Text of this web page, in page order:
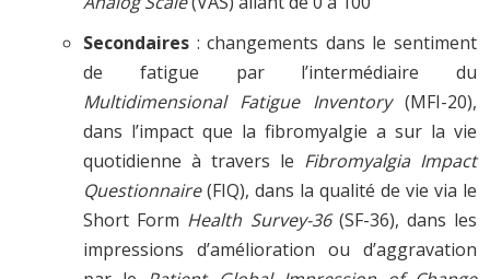
Secondaires : changements dans le sentiment
de fatigue par l’intermédiaire du
Multidimensional Fatigue Inventory(MFI-20),
dans l’impact que la fibromyalgie a sur la vie
quotidienne à travers le Fibromyalgia Impact
Questionnaire(FIQ), dans la qualité de vie via le
Short Form Health Survey-36(SF-36), dans les
impressions d’amélioration ou d’aggravation